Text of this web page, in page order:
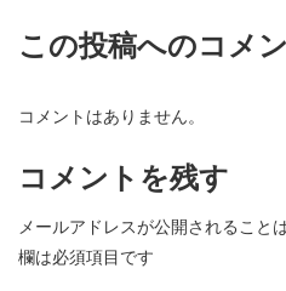
この投稿へのコメ
コメントはありません。
コメントを残す
メールアドレスが公開されること
欄は必須項目です